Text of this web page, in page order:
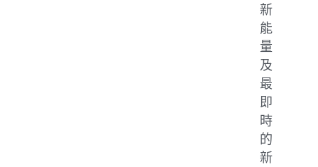
新
能
量
及
最
即
時
的
新